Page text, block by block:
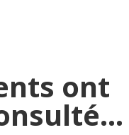
ont